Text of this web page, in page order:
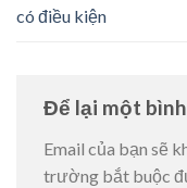
có điều kiện
Để lại một
Email của bạn sẽ
trường bắt buộc